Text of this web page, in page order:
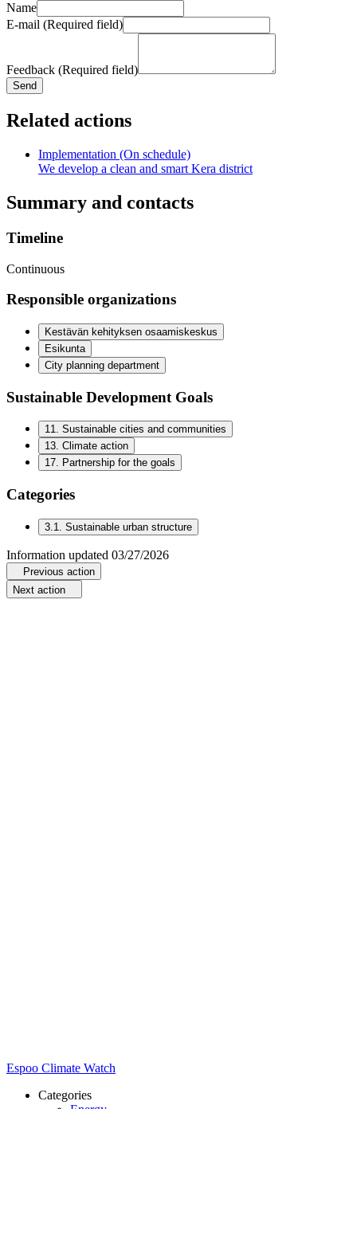
Name
E-mail (Required field)
Feedback (Required field)
Send
Related actions
Implementation (On schedule)
We develop a clean and smart Kera district
Summary and contacts
Timeline
Continuous
Responsible organizations
Kestävän kehityksen osaamiskeskus
Esikunta
City planning department
Sustainable Development Goals
11. Sustainable cities and communities
13. Climate action
17. Partnership for the goals
Categories
3.1 Sustainable urban structure
Information updated 03/27/2026
Previous action
Next action
Espoo Climate Watch
Categories
Energy